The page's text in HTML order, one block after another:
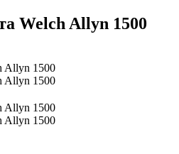
Welch Allyn 1500